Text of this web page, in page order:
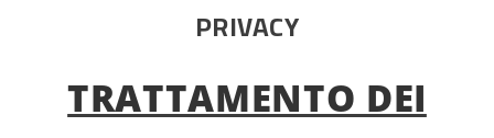
PRIVACY
TRATTAMENTO DEI